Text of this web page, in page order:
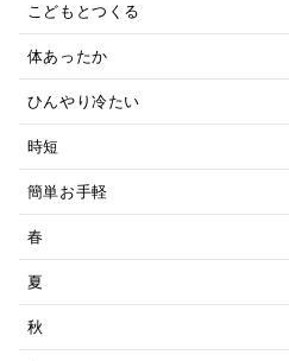
こどもとつくる
体あったか
ひんやり冷たい
時短
簡単お手軽
春
夏
秋